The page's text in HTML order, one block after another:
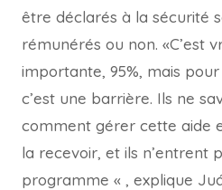
être déclarés à la sécurité
rémunérés ou non. «C’est
importante, 95%, mais
c’est une barrière. Ils ne
comment gérer cette aide
la recevoir, et ils n’entrent
programme « , explique